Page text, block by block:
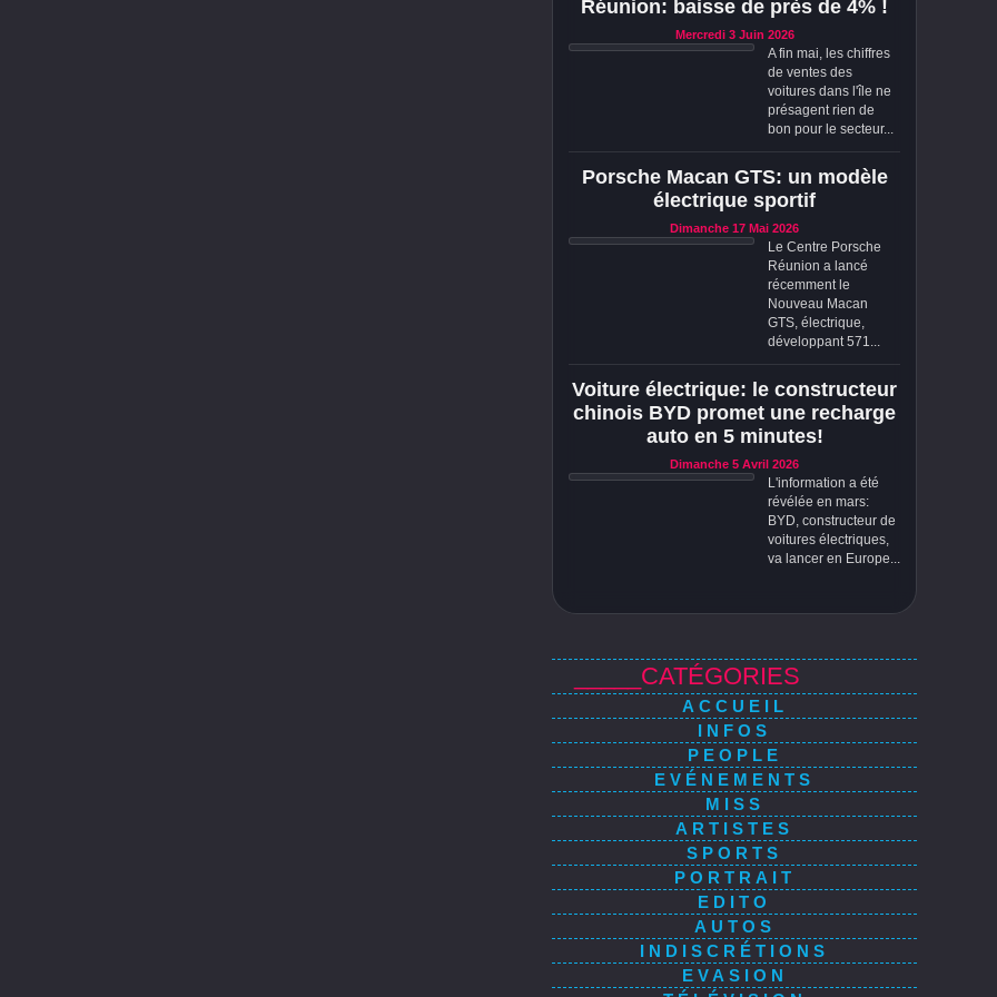
Réunion: baisse de près de 4% !
Mercredi 3 Juin 2026
A fin mai, les chiffres
de ventes des
voitures dans l'île ne
présagent rien de
bon pour le secteur...
Porsche Macan GTS: un modèle
électrique sportif
Dimanche 17 Mai 2026
Le Centre Porsche
Réunion a lancé
récemment le
Nouveau Macan
GTS, électrique,
développant 571...
Voiture électrique: le constructeur
chinois BYD promet une recharge
auto en 5 minutes!
Dimanche 5 Avril 2026
L'information a été
révélée en mars:
BYD, constructeur de
voitures électriques,
va lancer en Europe...
_____CATÉGORIES
ACCUEIL
INFOS
PEOPLE
EVÉNEMENTS
MISS
ARTISTES
SPORTS
PORTRAIT
EDITO
AUTOS
INDISCRÉTIONS
EVASION